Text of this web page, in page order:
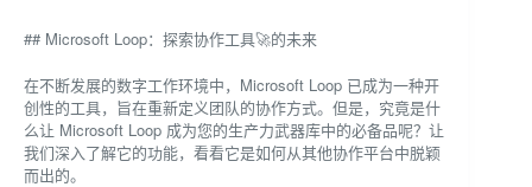
## Microsoft Loop：探索协作工具🚀的未来
在不断发展的数字工作环境中，Microsoft Loop 已成为一种开
创性的工具，旨在重新定义团队的协作方式。但是，究竟是什
么让 Microsoft Loop 成为您的生产力武器库中的必备品呢？让
我们深入了解它的功能，看看它是如何从其他协作平台中脱颖
而出的。